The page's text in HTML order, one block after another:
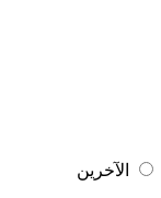
الآخرين